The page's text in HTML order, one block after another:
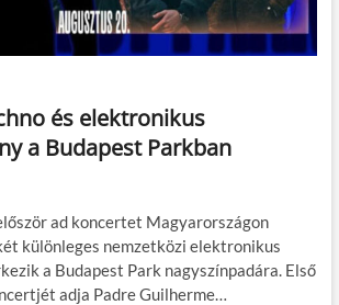
és elektronikus
a Budapest Parkban
ad koncertet Magyarországon
különleges nemzetközi elektronikus
a Budapest Park nagyszínpadára. Első
adja Padre Guilherme…